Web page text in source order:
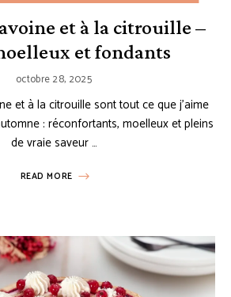
et à la citrouille –
et fondants
octobre 28, 2025
et à la citrouille sont tout ce que j’aime
: réconfortants, moelleux et pleins
de vraie saveur …
READ MORE